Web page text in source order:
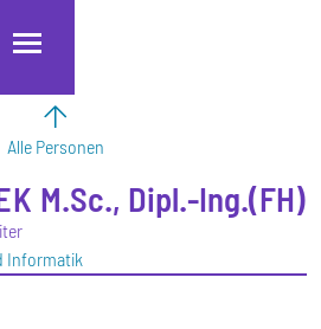
Alle Personen
M.Sc., Dipl.-Ing.(FH)
Informatik